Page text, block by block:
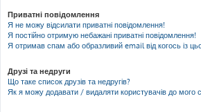
Приватні повідомлення
Я не можу відсилати приватні повідомлення!
Я постійно отримую небажані приватні повідомлення!
Я отримав спам або образливий email від когось із
Друзі та недруги
Що таке список друзів та недругів?
Як я можу додавати / видаляти користувачів до мого